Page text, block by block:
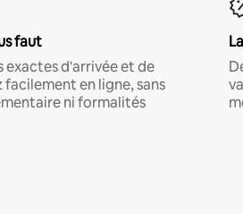
faut
exactes d'arrivée et de
en ligne, sans
ni formalités